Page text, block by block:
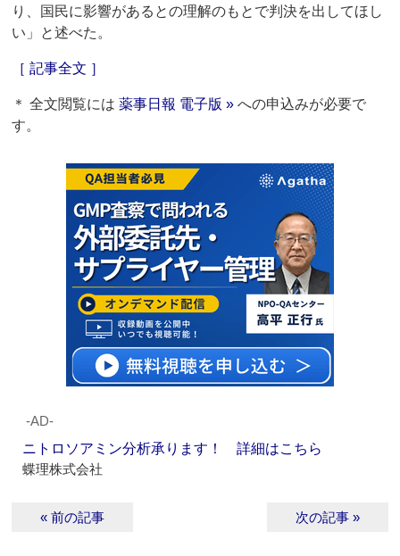
り、国民に影響があるとの理解のもとで判決を出してほし
い」と述べた。
［ 記事全文 ］
＊ 全文閲覧には薬事日報 電子版 » への申込みが必要で
す。
‐AD‐
ニトロソアミン分析承ります！ 詳細はこちら
蝶理株式会社
« 前の記事 次の記事 »